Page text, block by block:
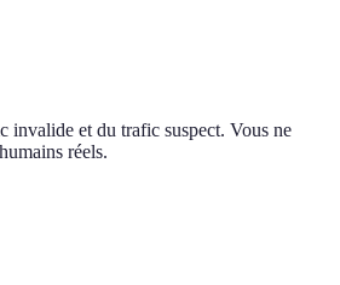
invalide et du trafic suspect. Vous ne
réels.